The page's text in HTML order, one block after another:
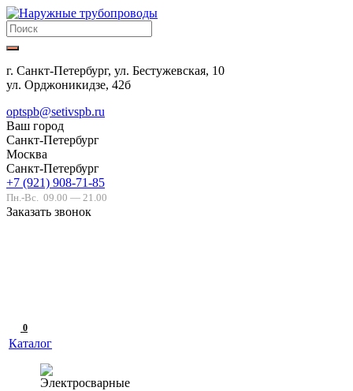
г. Санкт-Петербург, ул. Бестужевская, 10
ул. Орджоникидзе, 42б
optspb@setivspb.ru
Ваш город
Санкт-Петербург
Москва
Санкт-Петербург
+7 (921) 908-71-85
Пн.-Вс. 09.00 — 21.00
Заказать звонок
0
Каталог